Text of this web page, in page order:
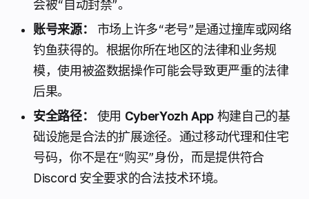
会被“自动封禁”。
账号来源：
市场上许多“老号”是通过撞库或网络
钓鱼获得的。根据你所在地区的法律和业务规
模，使用被盗数据操作可能会导致更严重的法律
后果。
安全路径：
使用 CyberYozh App 构建自己的基
础设施是合法的扩展途径。通过移动代理和住宅
号码，你不是在“购买”身份，而是提供符合
Discord 安全要求的合法技术环境。